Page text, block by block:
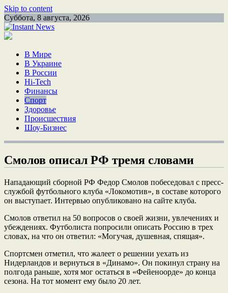
Skip to content
Суббота, 8 августа, 2026
В Мире
В Украине
В России
Hi-Tech
Финансы
Спорт
Здоровье
Происшествия
Шоу-Бизнес
Смолов описал РФ тремя словами
Нападающий сборной РФ Федор Смолов побеседовал с пресс-
службой футбольного клуба «Локомотив», в составе которого
он выступает. Интервью опубликовано на сайте клуба.
Смолов ответил на 50 вопросов о своей жизни, увлечениях и
убеждениях. Футболиста попросили описать Россию в трех
словах, на что он ответил: «Могучая, душевная, спящая».
Спортсмен отметил, что жалеет о решении уехать из
Нидерландов и вернуться в «Динамо». Он покинул страну на
полгода раньше, хотя мог остаться в «Фейеноорде» до конца
сезона. На тот момент ему было 20 лет.